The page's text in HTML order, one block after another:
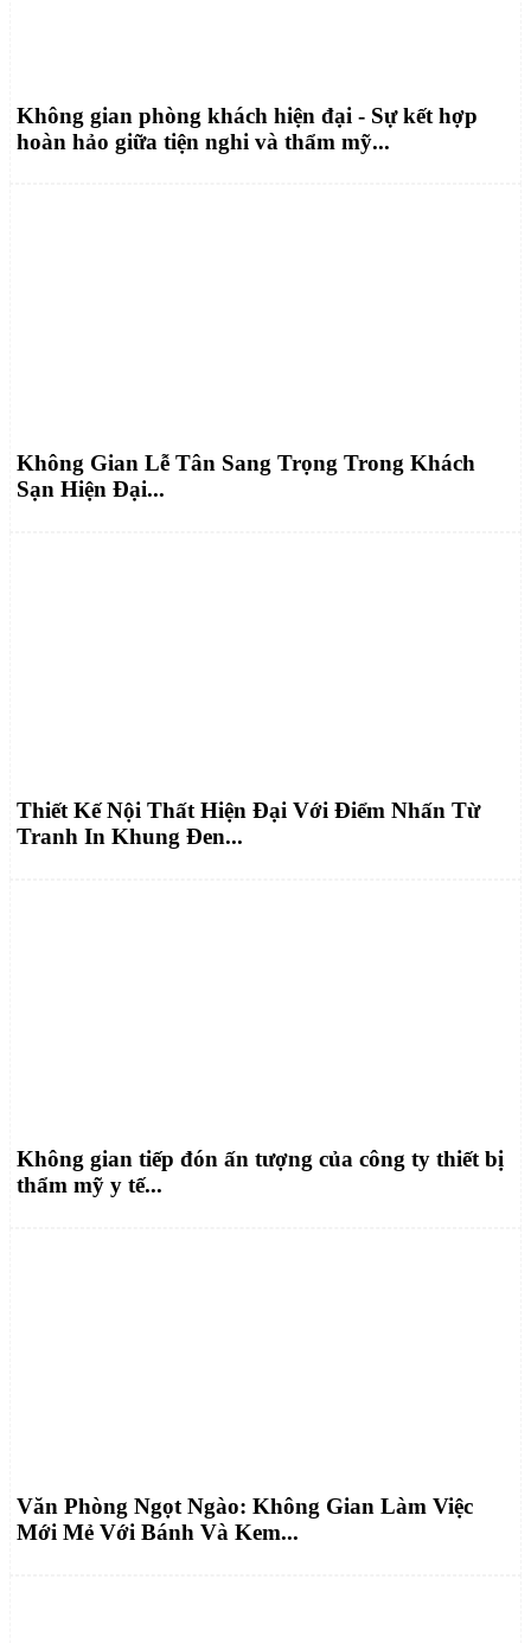
Không gian phòng khách hiện đại - Sự kết hợp
hoàn hảo giữa tiện nghi và thẩm mỹ...
Không Gian Lễ Tân Sang Trọng Trong Khách
Sạn Hiện Đại...
Thiết Kế Nội Thất Hiện Đại Với Điểm Nhấn Từ
Tranh In Khung Đen...
Không gian tiếp đón ấn tượng của công ty thiết bị
thẩm mỹ y tế...
Văn Phòng Ngọt Ngào: Không Gian Làm Việc
Mới Mẻ Với Bánh Và Kem...